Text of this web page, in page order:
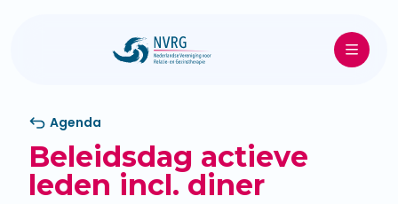
Agenda
Beleidsdag actieve
leden incl. diner